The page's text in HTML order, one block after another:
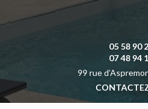
05 58 90
07 48 94
99 rue